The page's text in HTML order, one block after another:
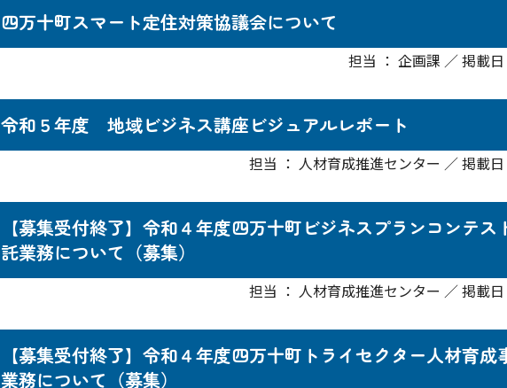
四万十町スマート定住対策協議会について
担当 ： 企画課 ／ 掲載
令和５年度 地域ビジネス講座ビジュアルレポート
担当 ： 人材育成推進センター ／ 掲載
【募集受付終了】令和４年度四万十町ビジネスプランコンテス
託業務について（募集）
担当 ： 人材育成推進センター ／ 掲載
【募集受付終了】令和４年度四万十町トライセクター人材育成
業務について（募集）